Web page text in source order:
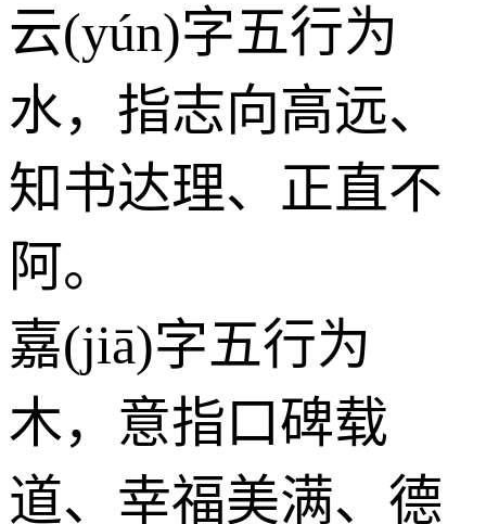
云(yún)字五行为
水，指志向高远、
知书达理、正直不
阿。
嘉(jiā)字五行为
木，意指口碑载
道、幸福美满、德